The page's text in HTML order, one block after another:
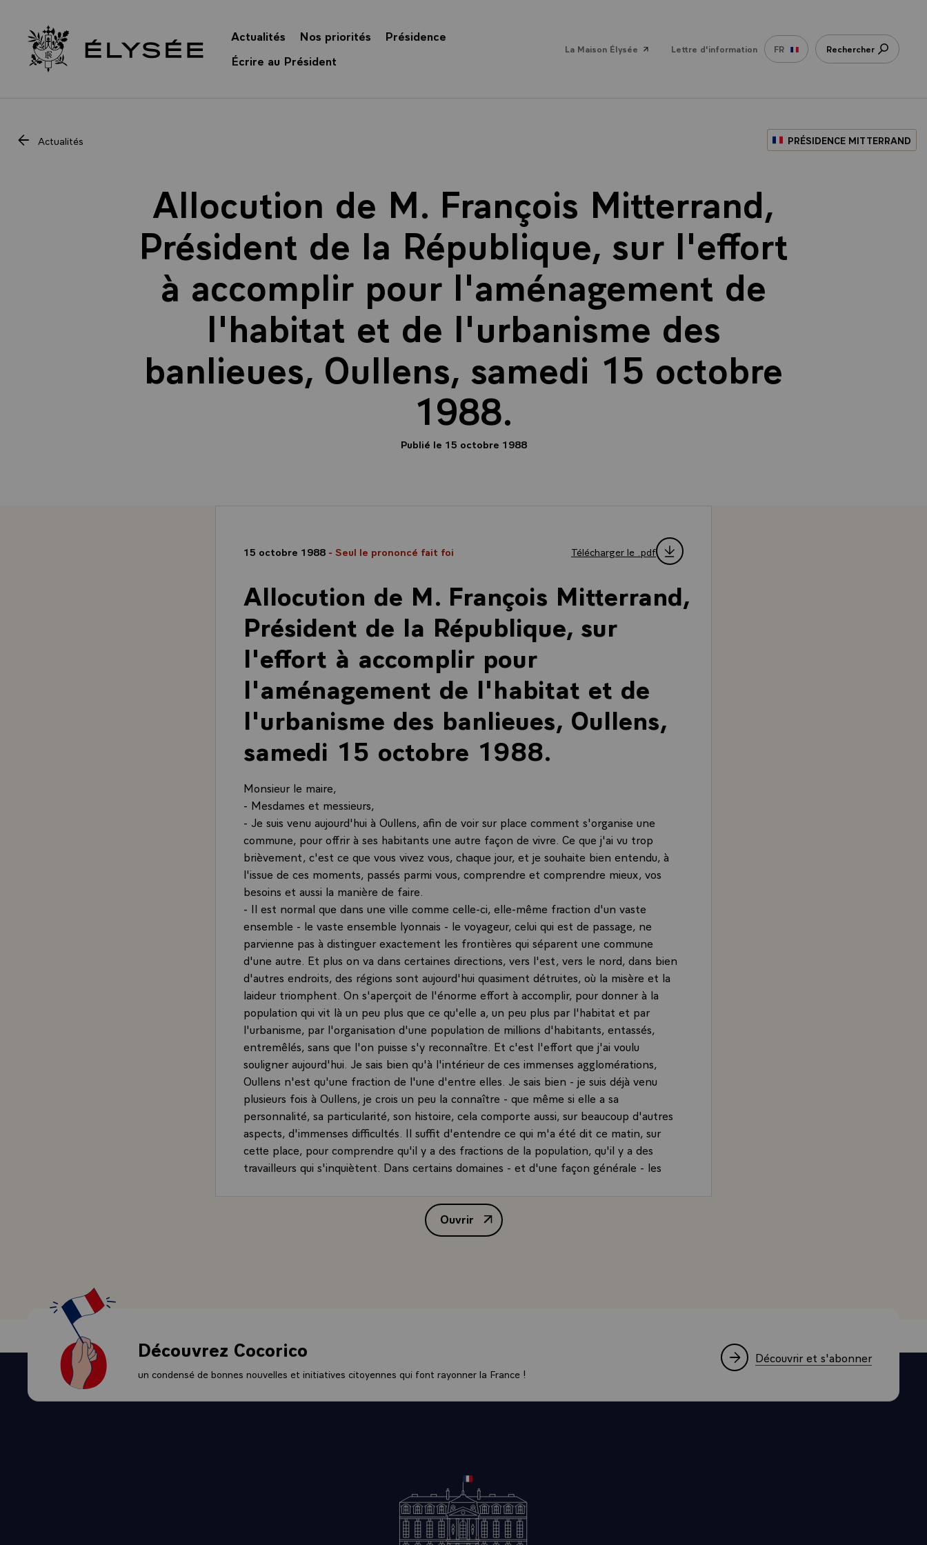
Retour à l’accueil Élysée
Actualités Nos priorités
Présidence
Écrire au Président
La Maison Élysée Lettre d'information FR Rechercher
Actualités PRÉSIDENCE MITTERRAND
Allocution de M. François Mitterrand,
Président de la République, sur l'effort
à accomplir pour l'aménagement de
l'habitat et de l'urbanisme des
banlieues, Oullens, samedi 15 octobre
1988.
Publié le 15 octobre 1988
15 octobre 1988 - Seul le prononcé fait foi Télécharger le .pdf
Allocution de M. François Mitterrand,
Président de la République, sur
l'effort à accomplir pour
l'aménagement de l'habitat et de
l'urbanisme des banlieues, Oullens,
samedi 15 octobre 1988.
Monsieur le maire,
- Mesdames et messieurs,
- Je suis venu aujourd'hui à Oullens, afin de voir sur place comment s'organise une
commune, pour offrir à ses habitants une autre façon de vivre. Ce que j'ai vu trop
brièvement, c'est ce que vous vivez vous, chaque jour, et je souhaite bien entendu, à
l'issue de ces moments, passés parmi vous, comprendre et comprendre mieux, vos
besoins et aussi la manière de faire.
- Il est normal que dans une ville comme celle-ci, elle-même fraction d'un vaste
ensemble - le vaste ensemble lyonnais - le voyageur, celui qui est de passage, ne
parvienne pas à distinguer exactement les frontières qui séparent une commune
d'une autre. Et plus on va dans certaines directions, vers l'est, vers le nord, dans bien
d'autres endroits, des régions sont aujourd'hui quasiment détruites, où la misère et la
laideur triomphent. On s'aperçoit de l'énorme effort à accomplir, pour donner à la
population qui vit là un peu plus que ce qu'elle a, un peu plus par l'habitat et par
l'urbanisme, par l'organisation d'une population de millions d'habitants, entassés,
entremêlés, sans que l'on puisse s'y reconnaître. Et c'est l'effort que j'ai voulu
souligner aujourd'hui. Je sais bien qu'à l'intérieur de ces immenses agglomérations,
Oullens n'est qu'une fraction de l'une d'entre elles. Je sais bien - je suis déjà venu
plusieurs fois à Oullens, je crois un peu la connaître - que même si elle a sa
personnalité, sa particularité, son histoire, cela comporte aussi, sur beaucoup d'autres
aspects, d'immenses difficultés. Il suffit d'entendre ce qui m'a été dit ce matin, sur
cette place, pour comprendre qu'il y a des fractions de la population, qu'il y a des
travailleurs qui s'inquiètent. Dans certains domaines - et d'une façon générale - les
être discuté. Et moi je serais absolument ravi de saisir cette occasion, pouvant me
trouver ici devant les Oullinois, de pouvoir, pendant quelques instants, discuter avec
ceux qui s'inquiètent pour leur métier, pour leur emploi. Et je ne vois pas de quelle
mieux-être, mieux-être social ? Sans doute par la construction et par le logement.
Mais, d'une façon plus générale, c'est le mode de vie, la qualité de la vie, comme on
supplémentaire, alors qu'il en est tant d'autres : cela devient insupportable. Oui, je
viens soutenir, tout à fait au-delà de la politique, - et je dis cela absolument sans
dédain - il est aussi de la vraie et de la grande politique, je viens tenter de soutenir les
municipalités, de quelque opinion qu'elles soient, chaque fois qu'elles accomplissent un
Ouvrir
Allocution de M. François Mitterrand, Président de la République, sur l'effort à
Découvrez Cocorico
un condensé de bonnes nouvelles et initiatives citoyennes qui font rayonner la France !
Découvrir et s'abonner